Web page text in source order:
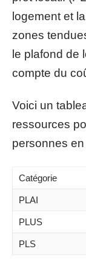
logement et
zones
le plafond de
compte du
Voici un
ressources
personnes
Catégorie
PLAI
PLUS
PLS